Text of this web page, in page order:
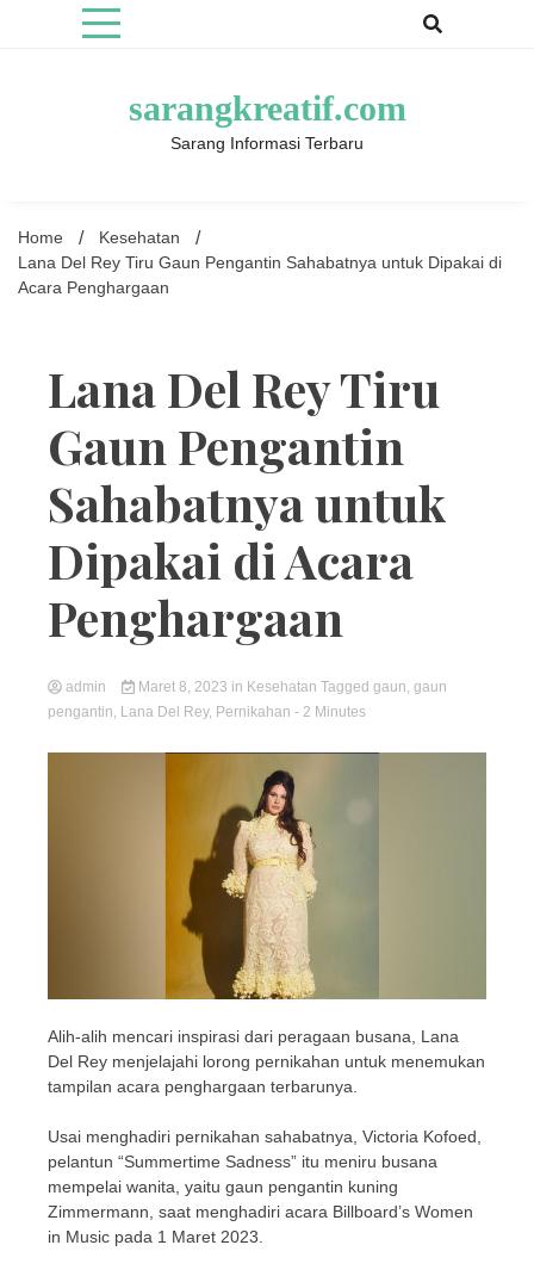
sarangkreatif.com
Sarang Informasi Terbaru
Home
Kesehatan
Lana Del Rey Tiru Gaun Pengantin Sahabatnya untuk Dipakai di
Acara Penghargaan
Lana Del Rey Tiru
Gaun Pengantin
Sahabatnya untuk
Dipakai di Acara
Penghargaan
admin Maret 8, 2023 in Kesehatan Tagged gaun, gaun
pengantin, Lana Del Rey, Pernikahan - 2 Minutes
Alih-alih mencari inspirasi dari peragaan busana, Lana
Del Rey menjelajahi lorong pernikahan untuk menemukan
tampilan acara penghargaan terbarunya.
Usai menghadiri pernikahan sahabatnya, Victoria Kofoed,
pelantun “Summertime Sadness” itu meniru busana
mempelai wanita, yaitu gaun pengantin kuning
Zimmermann, saat menghadiri acara Billboard’s Women
in Music pada 1 Maret 2023.